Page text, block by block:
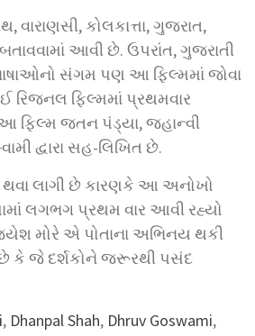
વારાણસી, કોલકાત્તા, ગુજરાત,
આવી છે. ઉપરાંત, ગુજરાતી
સંગમ પણ આ ફિલ્મમાં જોવા
ફિલ્મમાં પ્રથમવાર
ફિલ્મ જતન પંડ્યા, જ્હાન્વી
દ્વારા સહ-લિખિત છે.
થવા લાગી છે કારણકે આ અનોખો
લગભગ પ્રથમ વાર આવી રહ્યો
મોરે એ પોતાના અભિનય થકી
છે કે જે દર્શકોને જરૂરથી પસંદ
, Dhanpal Shah, Dhruv Goswami,